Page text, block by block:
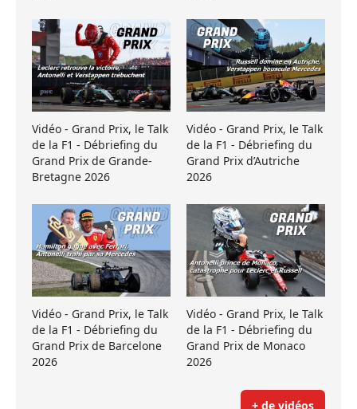
Vidéo - Grand Prix, le Talk
de la F1 - Débriefing du
Grand Prix de Grande-
Bretagne 2026
Vidéo - Grand Prix, le Talk
de la F1 - Débriefing du
Grand Prix d’Autriche
2026
Vidéo - Grand Prix, le Talk
de la F1 - Débriefing du
Grand Prix de Barcelone
2026
Vidéo - Grand Prix, le Talk
de la F1 - Débriefing du
Grand Prix de Monaco
2026
+ de vidéos